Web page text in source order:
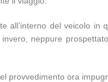
all’interno del veicolo in
neppure
provvedimento ora